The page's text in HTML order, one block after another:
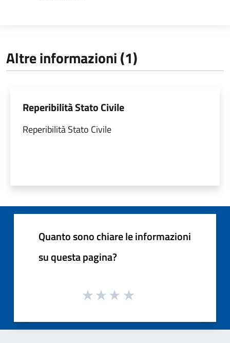
Altre informazioni (1)
Reperibilità Stato Civile
Reperibilità Stato Civile
Quanto sono chiare le informazioni
su questa pagina?